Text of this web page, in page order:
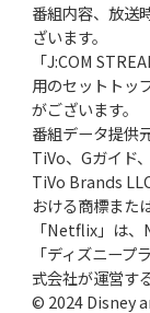
番組内容、放送
ざいます。
「J:COM
用のセットトッ
がございます。
番組データ提供
TiVo、Gガイド
TiVo Brands
おける商標また
「Netflix」は
「ディズニー
式会社が運営す
© 2024 Disney